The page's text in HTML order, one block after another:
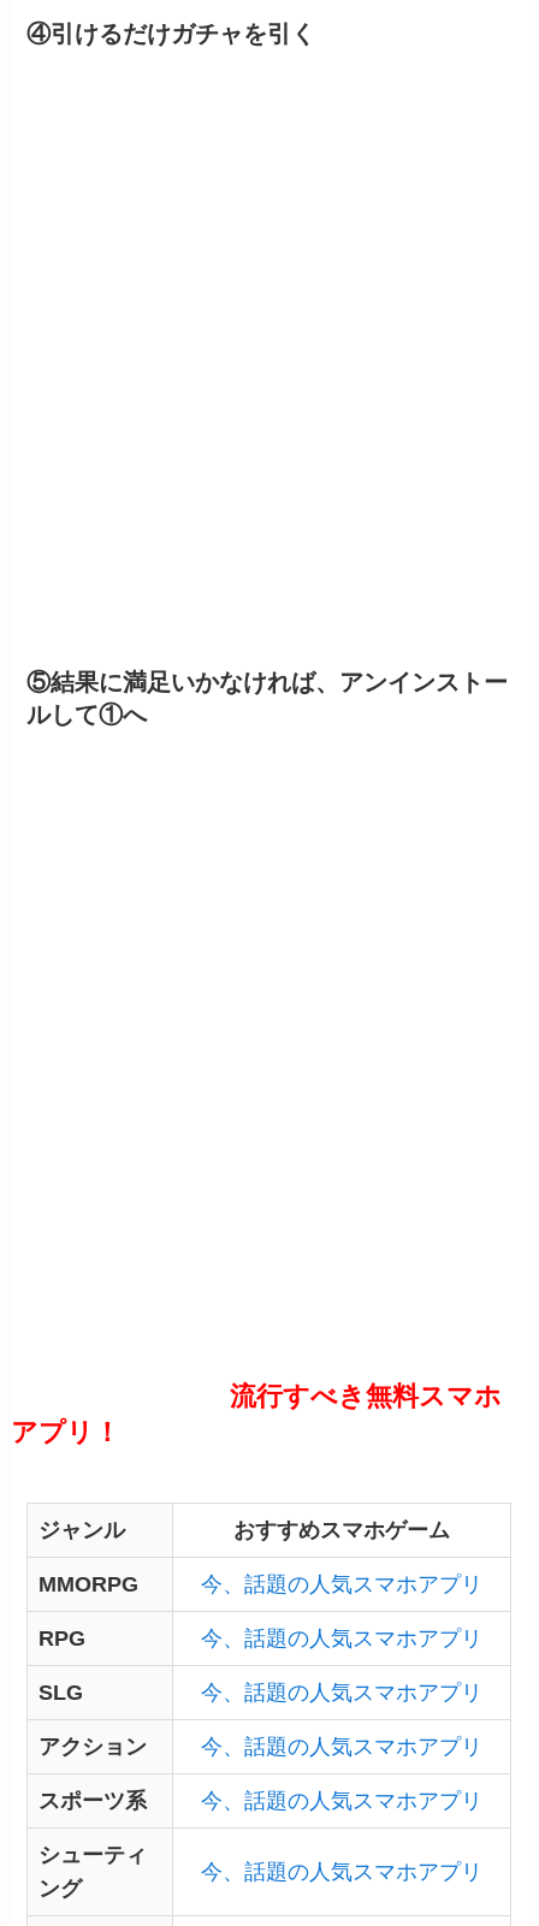
④引けるだけガチャを引く
⑤結果に満足いかなければ、アンインストー
ルして①へ
流行すべき無料スマホ
アプリ！
ジャンル おすすめスマホゲーム
MMORPG 今、話題の人気スマホアプリ
RPG 今、話題の人気スマホアプリ
SLG 今、話題の人気スマホアプリ
アクション 今、話題の人気スマホアプリ
スポーツ系 今、話題の人気スマホアプリ
シューティ
ング
今、話題の人気スマホアプリ